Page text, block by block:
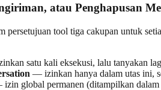
atau Penghapusan
persetujuan tool tiga cakupan untuk
satu kali eksekusi, lalu tanyakan
— izinkan hanya dalam utas ini,
global permanen (ditampilkan